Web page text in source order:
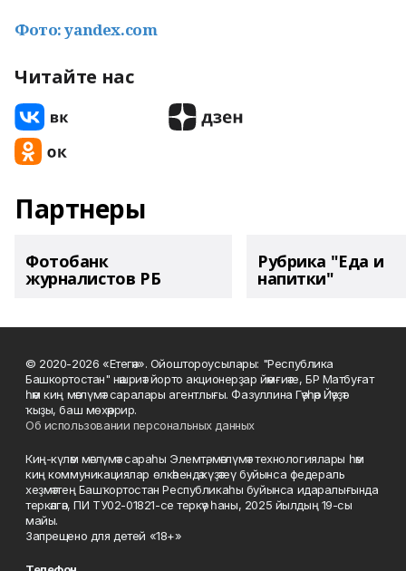
Фото: yandex.com
Читайте нас
Партнеры
Фотобанк
журналистов РБ
Рубрика "Еда и
напитки"
© 2020-2026 «Етегән». Ойоштороусылары: "Республика
Башкортостан" нәшриәт йорто акционерҙар йәмғиәте, БР Матбуғат
һәм киң мәғлүмәт саралары агентлығы. Фазуллина Гәүһәр Йәүҙәт
ҡыҙы, баш мөхәррир.
Об использовании персональных данных
Киң-күләм мәғлүмәт сараһы Элемтә, мәғлүмәт технологиялары һәм
киң коммуникациялар өлкәһендә күҙәтеү буйынса федераль
хеҙмәттең Башҡортостан Республикаһы буйынса идаралығында
теркәлгән, ПИ ТУ02-01821-се теркәү һаны, 2025 йылдың 19-сы
майы.
Запрещено для детей «18+»